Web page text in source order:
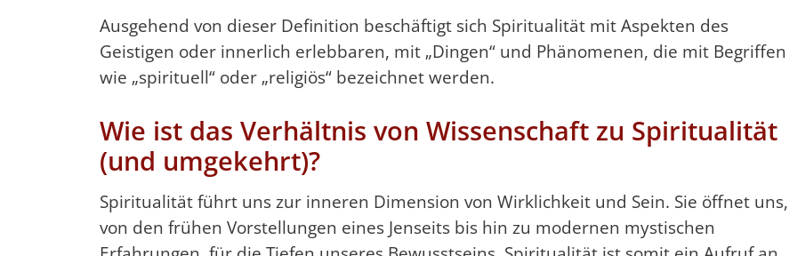
Ausgehend von dieser Definition beschäftigt sich Spiritualität mit Aspekten des
Geistigen oder innerlich erlebbaren, mit „Dingen“ und Phänomenen, die mit Begriffen
wie „spirituell“ oder „religiös“ bezeichnet werden.
Wie ist das Verhältnis von Wissenschaft zu Spiritualität
(und umgekehrt)?
Spiritualität führt uns zur inneren Dimension von Wirklichkeit und Sein. Sie öffnet uns,
von den frühen Vorstellungen eines Jenseits bis hin zu modernen mystischen